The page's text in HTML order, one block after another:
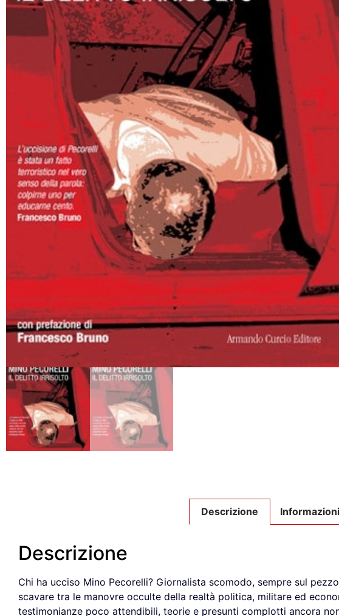
Descrizione
Descrizione
Chi ha ucciso Mino Pecorelli? Giornalista scomodo, sempre sul
scavare tra le manovre occulte della realtà politica, militare ed
testimonianze poco attendibili, teorie e presunti complotti ancora